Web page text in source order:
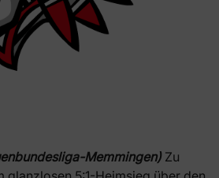
Memmingen) Zu